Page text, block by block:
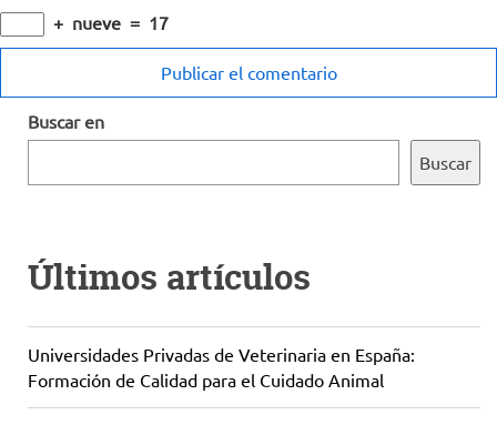
+ nueve = 17
Buscar en
Buscar
Últimos artículos
Universidades Privadas de Veterinaria en España:
Formación de Calidad para el Cuidado Animal